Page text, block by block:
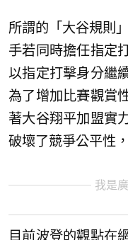
所謂的「大谷規則
手若同時擔任指定
以指定打擊身分繼
為了增加比賽觀賞
著大谷翔平加盟實
破壞了競爭公平性
我是
目前波登的觀點在